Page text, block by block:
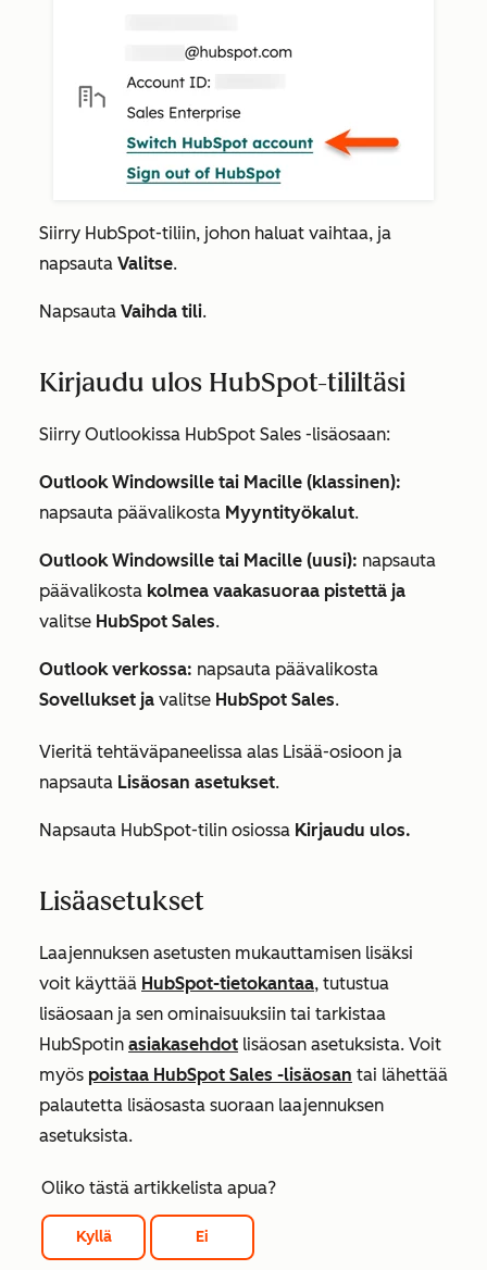
Siirry HubSpot-tiliin, johon haluat vaihtaa, ja
napsauta Valitse.
Napsauta Vaihda tili.
Kirjaudu ulos HubSpot-tililtäsi
Siirry Outlookissa HubSpot Sales -lisäosaan:
Outlook Windowsille tai Macille (klassinen):
napsauta päävalikosta Myyntityökalut.
Outlook Windowsille tai Macille (uusi): napsauta
päävalikosta kolmea vaakasuoraa pistettä ja
valitse HubSpot Sales.
Outlook verkossa: napsauta päävalikosta
Sovellukset ja valitse HubSpot Sales.
Vieritä tehtäväpaneelissa alas Lisää-osioon ja
napsauta Lisäosan asetukset.
Napsauta HubSpot-tilin osiossa Kirjaudu ulos.
Lisäasetukset
Laajennuksen asetusten mukauttamisen lisäksi
voit käyttää HubSpot-tietokantaa, tutustua
lisäosaan ja sen ominaisuuksiin tai tarkistaa
HubSpotin asiakasehdot lisäosan asetuksista. Voit
myös poistaa HubSpot Sales -lisäosan tai lähettää
palautetta lisäosasta suoraan laajennuksen
asetuksista.
Oliko tästä artikkelista apua?
Kyllä Ei